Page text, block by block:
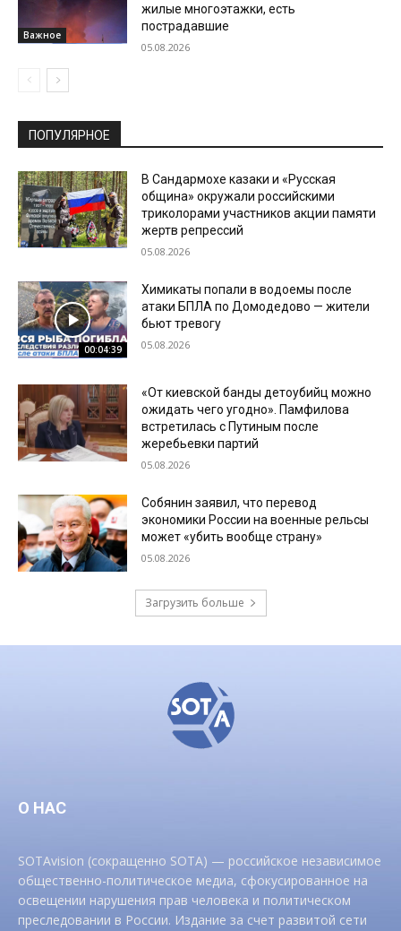
Важное
жилые многоэтажки, есть
пострадавшие
05.08.2026
ПОПУЛЯРНОЕ
В Сандармохе казаки и «Русская
община» окружали российскими
триколорами участников акции памяти
жертв репрессий
05.08.2026
00:04:39
Химикаты попали в водоемы после
атаки БПЛА по Домодедово — жители
бьют тревогу
05.08.2026
«От киевской банды детоубийц можно
ожидать чего угодно». Памфилова
встретилась с Путиным после
жеребьевки партий
05.08.2026
Собянин заявил, что перевод
экономики России на военные рельсы
может «убить вообще страну»
05.08.2026
Загрузить больше
О НАС
SOTAvision (сокращенно SOTA) — российское независимое
общественно-политическое медиа, сфокусированное на
освещении нарушения прав человека и политическом
преследовании в России. Издание за счет развитой сети